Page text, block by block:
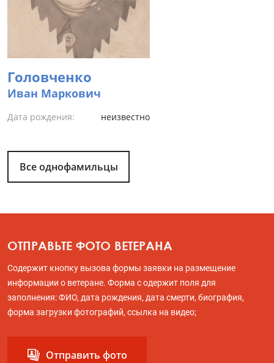
Головченко
Иван Маркович
Дата рождения: неизвестно
Все однофамильцы
ОТПРАВЬТЕ ФОТО ВЕТЕРАНА
Содержит кнопку вызова формы заявки на размещение
информации о ветеране. Форма с одержит поля для
заполнения: ФИО, дата рождения, дата смерти, биография,
форма загрузки фотографий, ссылка на видео;
Отправить фото